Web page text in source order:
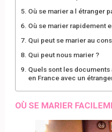
Où se marier a l étranger
Où se marier rapidement
Qui peut se marier au
Qui peut nous marier ?
Quels sont les
en France avec un
OÙ SE MARIER